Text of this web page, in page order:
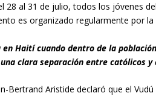
28 al 31 de julio, todos los jóvenes
es organizado regularmente por
Haití cuando dentro de la
clara separación entre católicos
Bertrand Aristide declaró que el